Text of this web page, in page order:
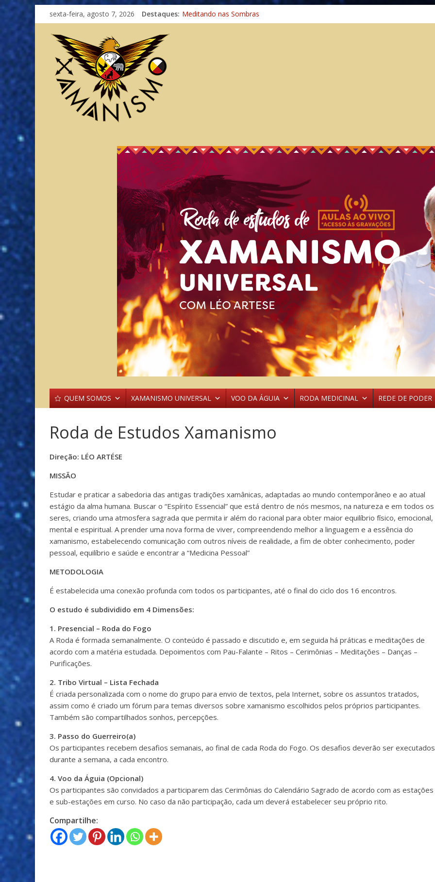
sexta-feira, agosto 7, 2026 Destaques: Imaginação na Cura
Meditando nas Sombras
QUEM SOMOS XAMANISMO UNIVERSAL VOO DA ÁGUIA RODA MEDICINAL REDE DE PODER
Roda de Estudos Xamanismo
Direção: LÉO ARTÉSE
MISSÃO
Estudar e praticar a sabedoria das antigas tradições xamânicas, adaptadas ao mundo contemporâneo e ao atual
estágio da alma humana. Buscar o “Espírito Essencial” que está dentro de nós mesmos, na natureza e em todos os
seres, criando uma atmosfera sagrada que permita ir além do racional para obter maior equilíbrio físico, emocional,
mental e espiritual. A prender uma nova forma de viver, compreendendo melhor a linguagem e a essência do
xamanismo, estabelecendo comunicação com outros níveis de realidade, a fim de obter conhecimento, poder
pessoal, equilíbrio e saúde e encontrar a “Medicina Pessoal”
METODOLOGIA
É estabelecida uma conexão profunda com todos os participantes, até o final do ciclo dos 16 encontros.
O estudo é subdividido em 4 Dimensões:
1. Presencial – Roda do Fogo
A Roda é formada semanalmente. O conteúdo é passado e discutido e, em seguida há práticas e meditações de
acordo com a matéria estudada. Depoimentos com Pau-Falante – Ritos – Cerimônias – Meditações – Danças –
Purificações.
2. Tribo Virtual – Lista Fechada
É criada personalizada com o nome do grupo para envio de textos, pela Internet, sobre os assuntos tratados,
assim como é criado um fórum para temas diversos sobre xamanismo escolhidos pelos próprios participantes.
Também são compartilhados sonhos, percepções.
3. Passo do Guerreiro(a)
Os participantes recebem desafios semanais, ao final de cada Roda do Fogo. Os desafios deverão ser executados
durante a semana, a cada encontro.
4. Voo da Águia (Opcional)
Os participantes são convidados a participarem das Cerimônias do Calendário Sagrado de acordo com as estações
e sub-estações em curso. No caso da não participação, cada um deverá estabelecer seu próprio rito.
Compartilhe: